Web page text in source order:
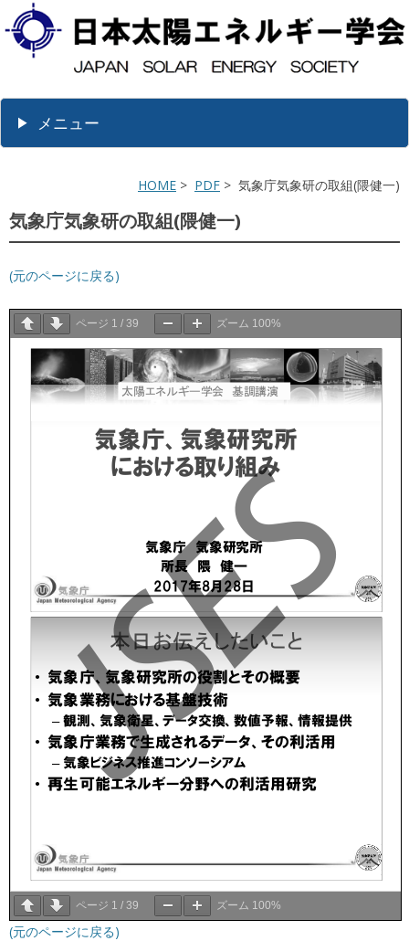
メニュー
HOME > PDF > 気象庁気象研の取組(隈健一)
気象庁気象研の取組(隈健一)
(元のページに戻る)
ページ 1 / 39 ズーム 100%
ページ 1 / 39 ズーム 100%
(元のページに戻る)